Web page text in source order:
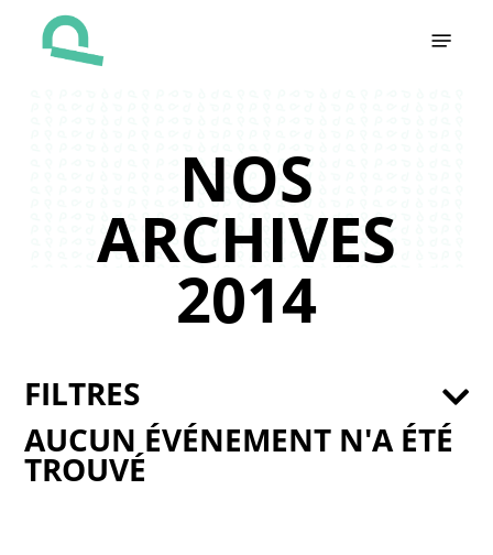
NOS
ARCHIVES
2014
AUCUN ÉVÉNEMENT N'A ÉTÉ
TROUVÉ
FILTRES